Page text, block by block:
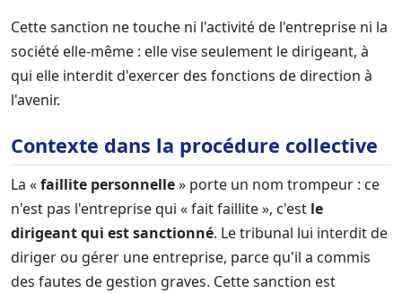
Cette sanction ne touche ni l'activité de l'entreprise ni la
société elle-même : elle vise seulement le dirigeant, à
qui elle interdit d'exercer des fonctions de direction à
l'avenir.
Contexte dans la procédure collective
La «faillite personnelle» porte un nom trompeur : ce
n'est pas l'entreprise qui « fait faillite », c'est le
dirigeant qui est sanctionné. Le tribunal lui interdit de
diriger ou gérer une entreprise, parce qu'il a commis
des fautes de gestion graves. Cette sanction est